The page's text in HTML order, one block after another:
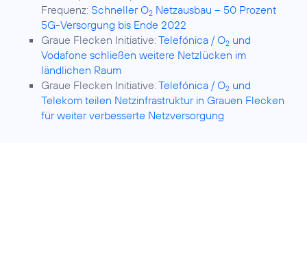
Frequenz: Schneller O2 Netzausbau – 50 Prozent
5G-Versorgung bis Ende 2022
Graue Flecken Initiative:Telefónica / O2 und
Vodafone schließen weitere Netzlücken im
ländlichen Raum
Graue Flecken Initiative:Telefónica / O2 und
Telekom teilen Netzinfrastruktur in Grauen Flecken
für weiter verbesserte Netzversorgung